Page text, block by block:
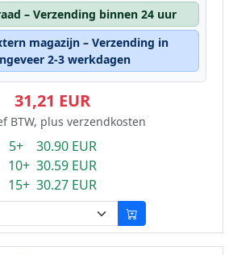
– Verzending binnen 24 uur
magazijn – Verzending in
2-3 werkdagen
31,21 EUR
BTW, plus verzendkosten
5+ 30.90 EUR
10+ 30.59 EUR
15+ 30.27 EUR